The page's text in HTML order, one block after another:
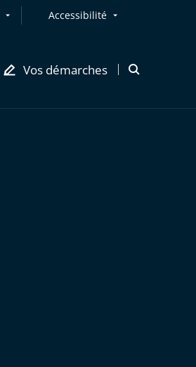
Accessibilité
Vos démarches
Ouvrir